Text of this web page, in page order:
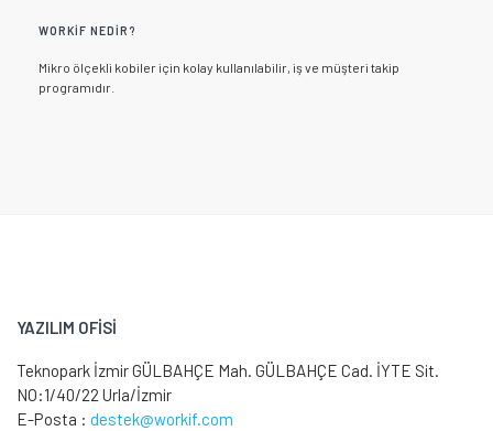
WORKIF NEDIR?
Mikro ölçekli kobiler için kolay kullanılabilir, iş ve müşteri takip
programıdır.
YAZILIM OFİSİ
Teknopark İzmir GÜLBAHÇE Mah. GÜLBAHÇE Cad. İYTE Sit.
NO:1/40/22 Urla/İzmir
E-Posta : destek@workif.com